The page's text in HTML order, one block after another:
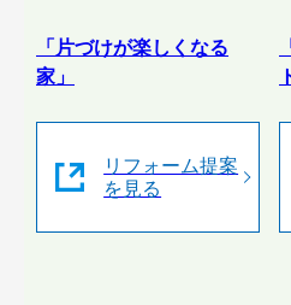
「片づけが楽しくなる
家」
リフォーム提案
を見る